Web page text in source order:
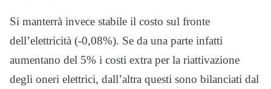
Si manterrà invece stabile il costo sul fronte
dell’elettricità (-0,08%). Se da una parte infatti
aumentano del 5% i costi extra per la riattivazione
degli oneri elettrici, dall’altra questi sono bilanciati dal